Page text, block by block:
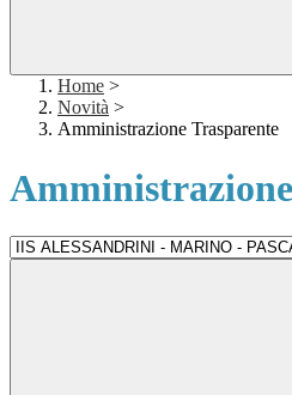
Home >
Novità >
Amministrazione Trasparente